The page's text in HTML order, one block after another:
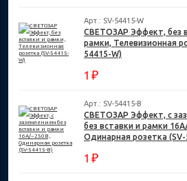
Арт.: SV-54415-W
СВЕТОЗАР Эффект, без
рамки, Телевизионная
54415-W)
1 ₽
Арт.: SV-54415-B
СВЕТОЗАР Эффект, с
без вставки и рамки
Одинарная розетка
1 ₽